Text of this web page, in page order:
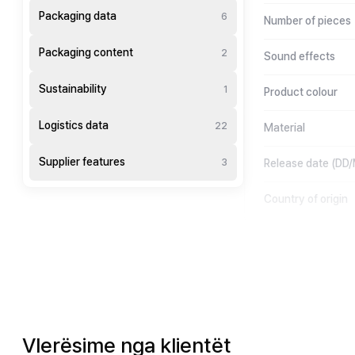
Packaging data 6
Packaging content 2
Sustainability 1
Logistics data 22
Supplier features 3
Number of pieces
Sound effects
Product colour
Material
Release date
Country of origin
Vlerësime nga klientët